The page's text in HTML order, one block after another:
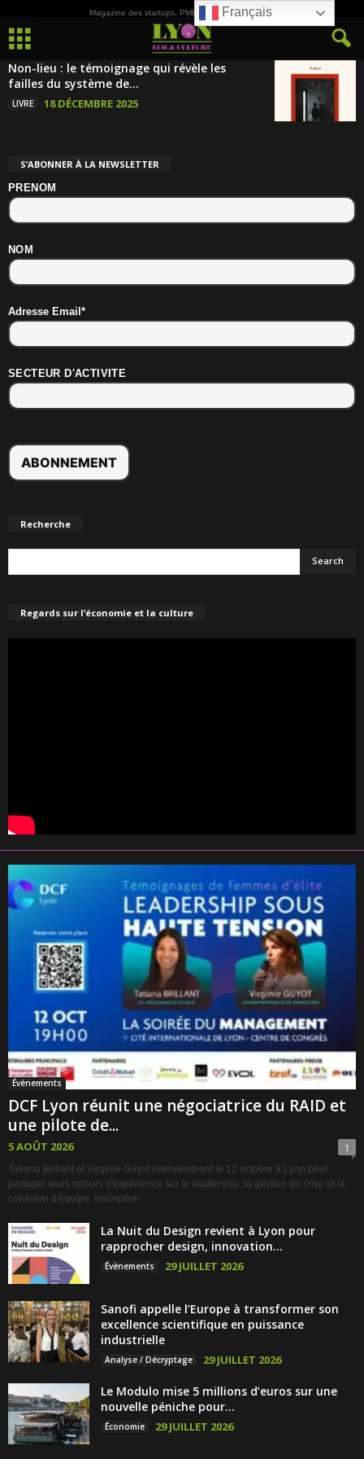
Magazine des startups, PME, ETI et de la Culture
Non-lieu : le témoignage qui révèle les
failles du système de...
LIVRE 18 DÉCEMBRE 2025
S’ABONNER À LA NEWSLETTER
PRENOM
NOM
Adresse Email*
SECTEUR D'ACTIVITE
Recherche
Regards sur l’économie et la culture
Évènements
DCF Lyon réunit une négociatrice du RAID et
une pilote de...
5 AOÛT 2026 1
Tatiana Brillant et Virginie Guyot interviendront le 12 octobre à Lyon pour
partager leurs retours d'expérience sur le leadership, la gestion de crise et la
cohésion d'équipe. Inscription
La Nuit du Design revient à Lyon pour
rapprocher design, innovation...
Évènements 29 JUILLET 2026
Sanofi appelle l’Europe à transformer son
excellence scientifique en puissance
industrielle
Analyse / Décryptage 29 JUILLET 2026
Le Modulo mise 5 millions d’euros sur une
nouvelle péniche pour...
Économie 29 JUILLET 2026
Français